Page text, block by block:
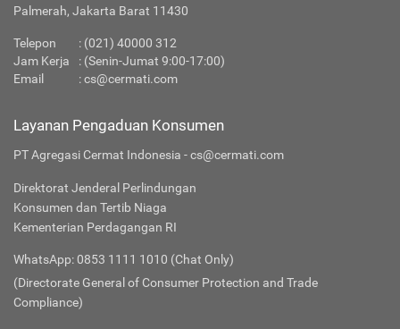
Palmerah, Jakarta Barat 11430
Telepon : (021) 40000 312
Jam Kerja
: (Senin-Jumat 9:00-17:00)
Email
:cs@cermati.com
Layanan Pengaduan Konsumen
PT Agregasi Cermat Indonesia - cs@cermati.com
Direktorat Jenderal Perlindungan
Konsumen dan Tertib Niaga
Kementerian Perdagangan RI
WhatsApp: 0853 1111 1010 (Chat Only)
(Directorate General of Consumer Protection and Trade
Compliance)